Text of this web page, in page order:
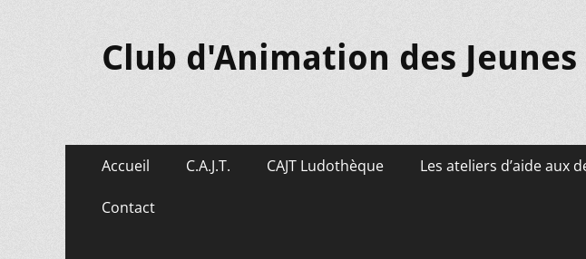
Club d'Animation des
Menu
contenu
Accueil C.A.J.T. CAJT Ludothèque Les ateliers d’aide aux
Contact